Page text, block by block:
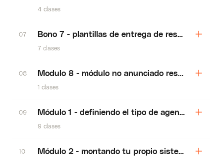
4 clases
07 Bono 7 - plantillas de entrega de resultados
7 clases
08 Modulo 8 - módulo no anunciado resultados
1 clases
09 Módulo 1 - definiendo el tipo de agencia que
9 clases
10 Módulo 2 - montando tu propio sistema de